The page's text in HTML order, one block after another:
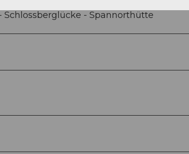
Schlossberglücke - Spannorthütte